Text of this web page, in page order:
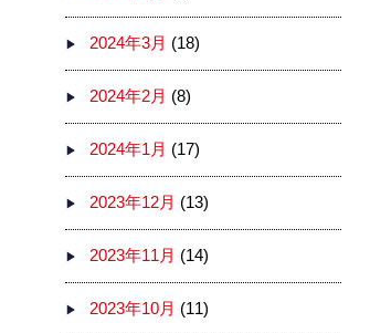
2024年3月 (18)
2024年2月 (8)
2024年1月 (17)
2023年12月 (13)
2023年11月 (14)
2023年10月 (11)